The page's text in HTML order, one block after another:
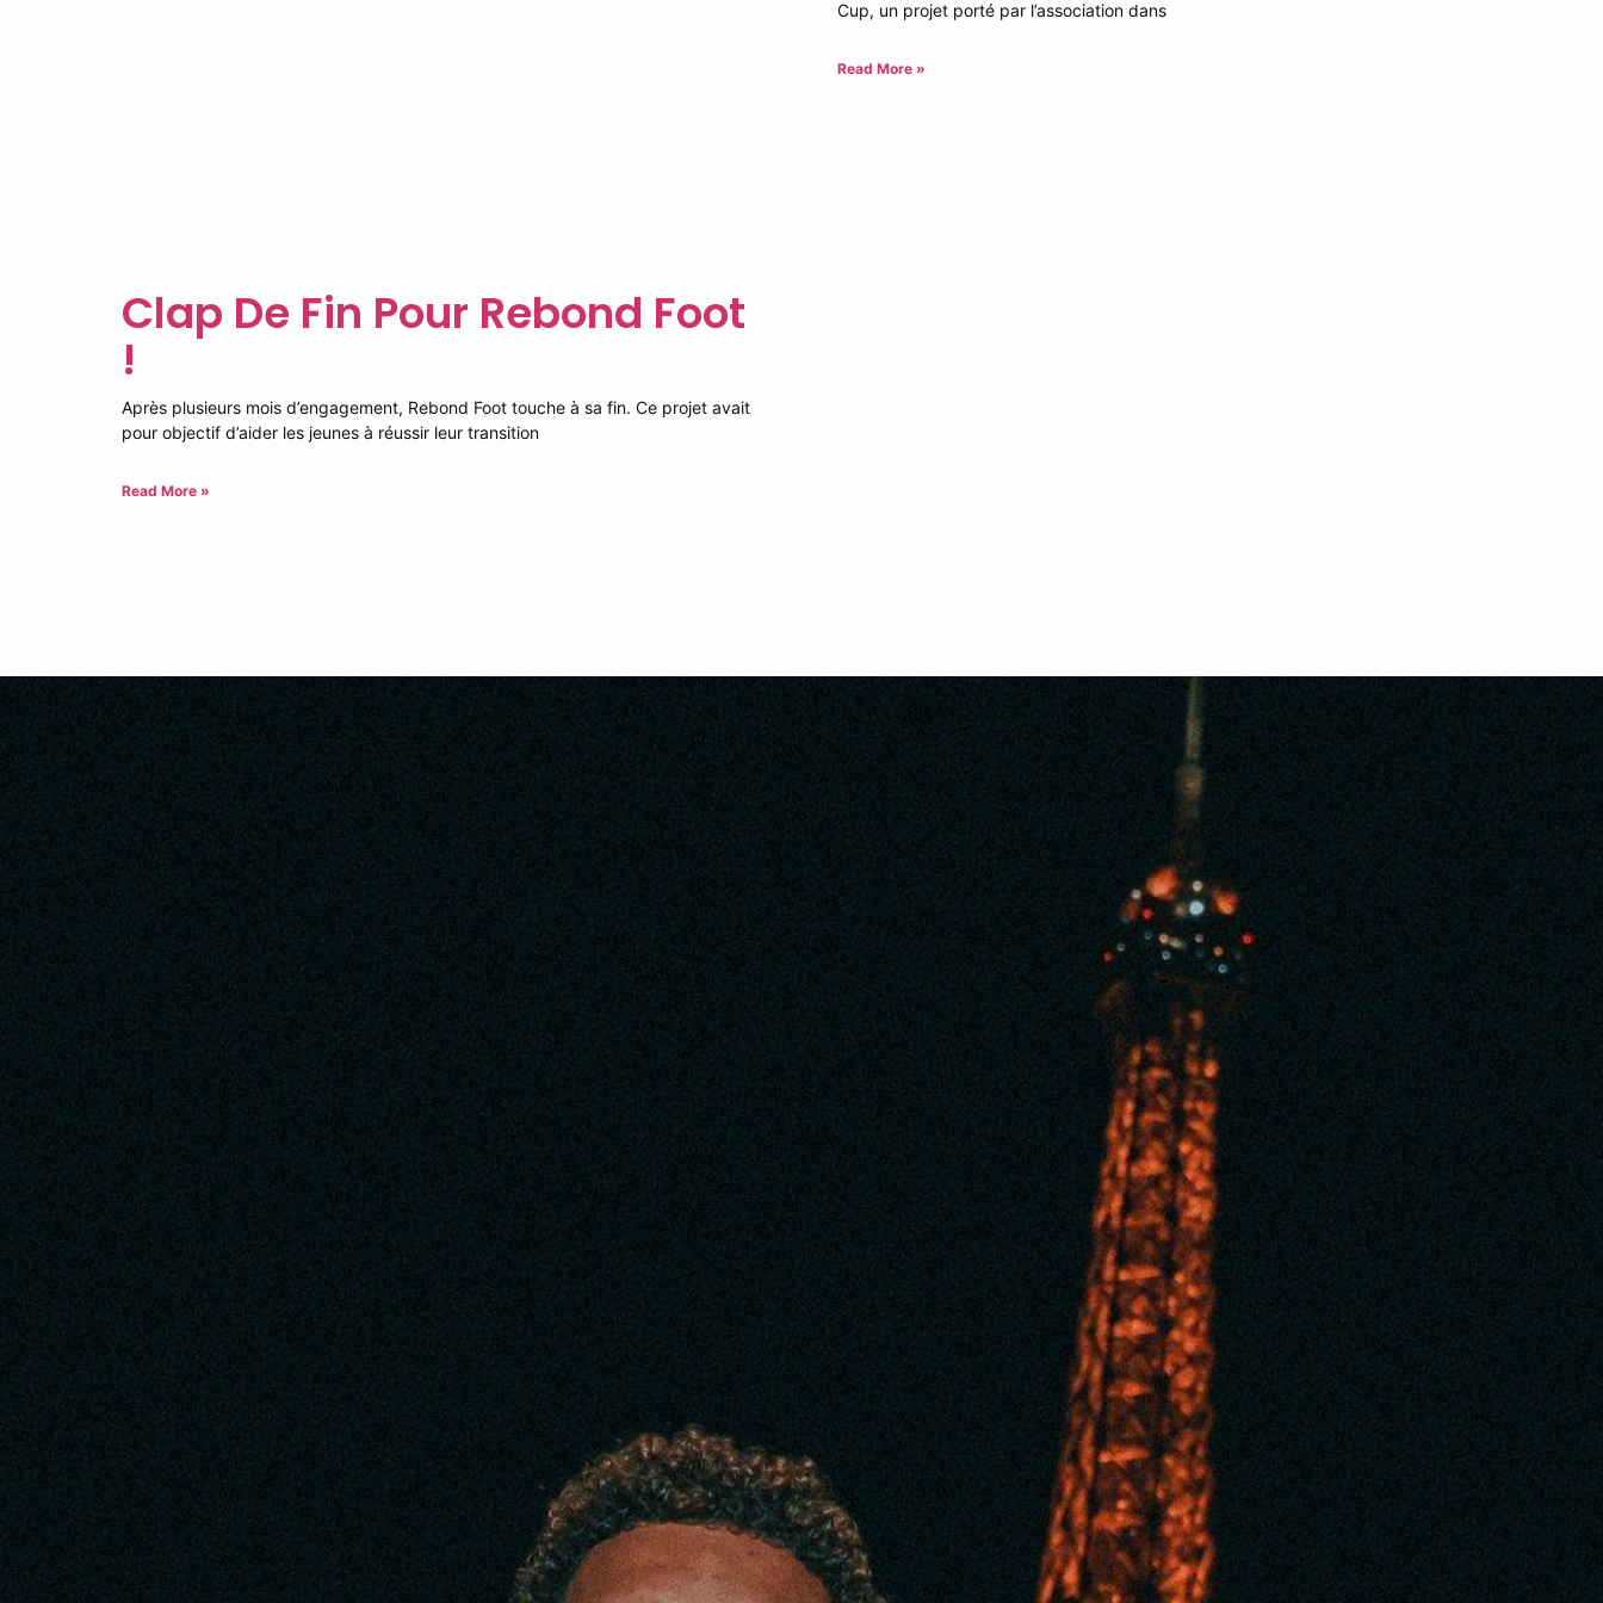
Clap De Fin Pour Rebond Foot
!
Après plusieurs mois d’engagement, Rebond Foot touche à sa fin. Ce projet avait
pour objectif d’aider les jeunes à réussir leur transition
Read More »
Cup, un projet porté par l’association dans
Read More »